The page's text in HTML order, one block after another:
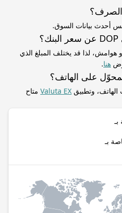
الصرف؟
أحدث بيانات السوق.
لذا قد يختلف المبلغ الذي
هنا.
على الهاتف؟
وتطبيق Valuta EX متاح
بـ